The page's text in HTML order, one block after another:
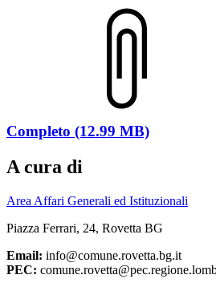
Completo (12.99 MB)
A cura di
Area Affari Generali ed Istituzionali
Piazza Ferrari, 24, Rovetta BG
Email: info@comune.rovetta.bg.it
PEC: